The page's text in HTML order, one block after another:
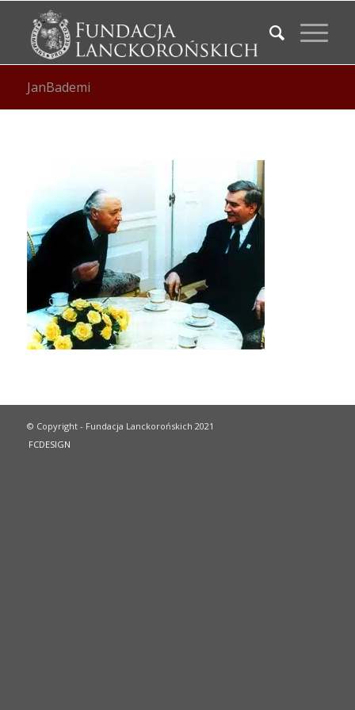
JanBademi
© Copyright - Fundacja Lanckorońskich 2021
FCDESIGN